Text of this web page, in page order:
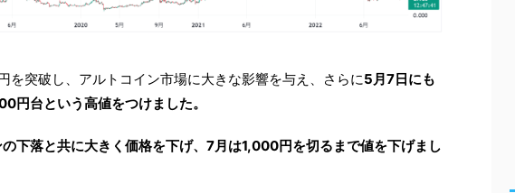
を突破し、アルトコイン市場に大きな影響を与え、さらに5月7日にも
円台という高値をつけました。
下落と共に大きく価格を下げ、7月は1,000円を切るまで値を下げまし